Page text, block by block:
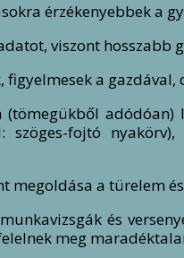
érzékenyebbek a
viszont hosszabb
a gazdával,
(tömegükből adódóan)
szöges-fojtó
megoldása a türelem
és
meg